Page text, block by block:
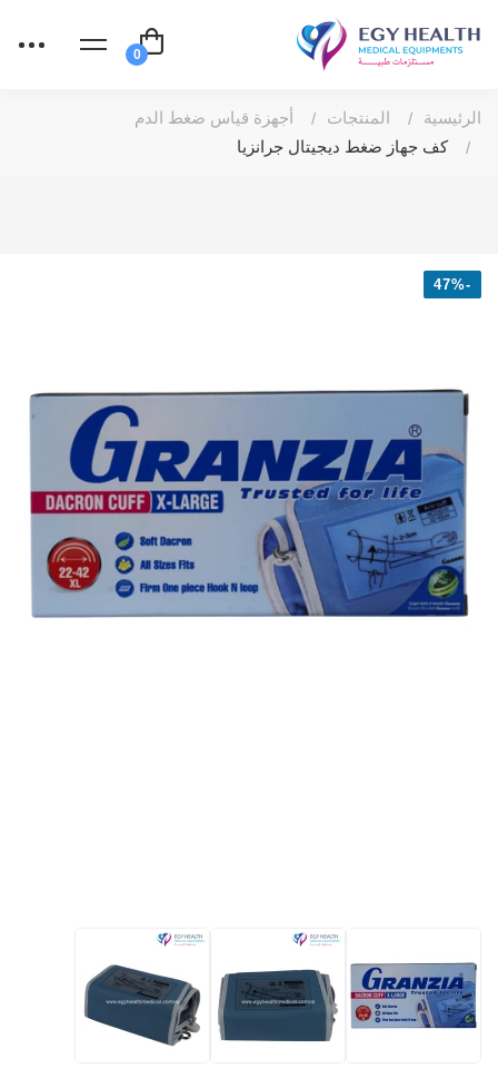
الرئيسية المنتجات
أجهزة قياس ضغط الدم
كف جهاز ضغط ديجيتال جرانزيا
-47%